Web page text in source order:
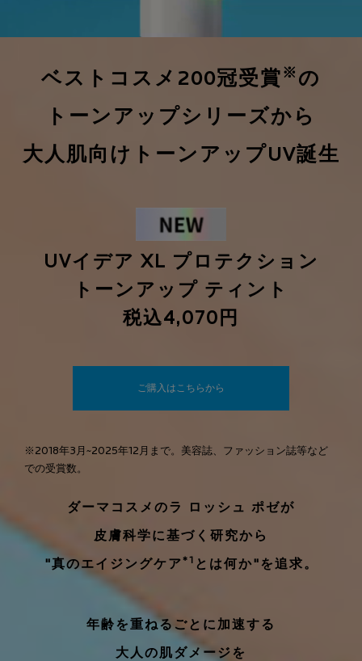
ベストコスメ200冠受賞 ※ の
トーンアップシリーズから
大人肌向けトーンアップUV誕生
UVイデア XL プロテクション
トーンアップ ティント
税込4,070円
ご購入はこちらから
※2018年3月~2025年12月まで。美容誌、ファッション誌等など
での受賞数。
ダーマコスメのラ ロッシュ ポゼが
皮膚科学に基づく研究から
"真のエイジングケア *1 とは何か"を追求。
年齢を重ねるごとに加速する
大人の肌ダメージを